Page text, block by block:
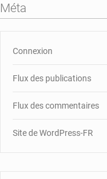
Méta
Connexion
Flux des publications
Flux des commentaires
Site de WordPress-FR